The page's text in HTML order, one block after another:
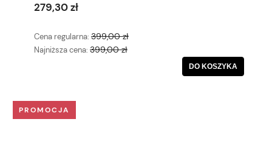
279,30 zł
Cena regularna: 399,00 zł
Najniższa cena: 399,00 zł
DO KOSZYKA
PROMOCJA